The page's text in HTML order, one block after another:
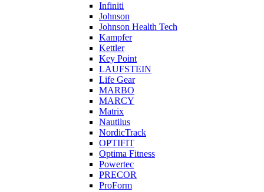
Infiniti
Johnson
Johnson Health Tech
Kampfer
Kettler
Key Point
LAUFSTEIN
Life Gear
MARBO
MARCY
Matrix
Nautilus
NordicTrack
OPTIFIT
Optima Fitness
Powertec
PRECOR
ProForm